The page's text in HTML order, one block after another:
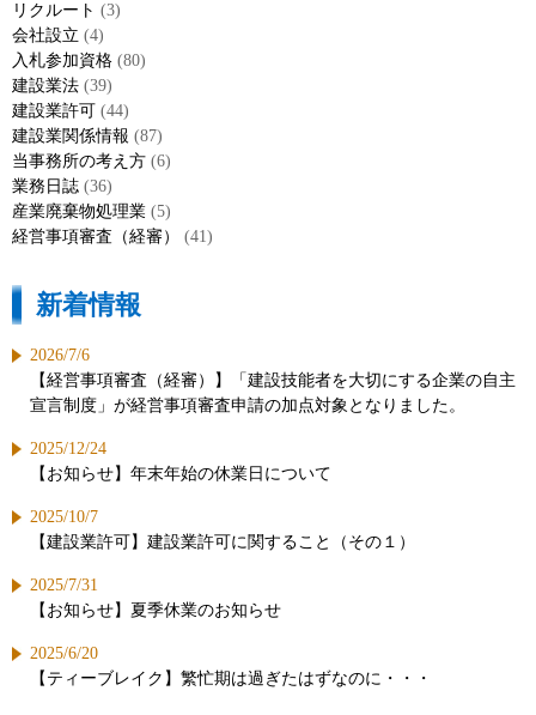
リクルート (3)
会社設立 (4)
入札参加資格 (80)
建設業法 (39)
建設業許可 (44)
建設業関係情報 (87)
当事務所の考え方 (6)
業務日誌 (36)
産業廃棄物処理業 (5)
経営事項審査（経審）
(41)
新着情報
2026/7/6
【経営事項審査（経審）】「建設技能者を大切にする企業の自主
宣言制度」が経営事項審査申請の加点対象となりました。
2025/12/24
【お知らせ】年末年始の休業日について
2025/10/7
【建設業許可】建設業許可に関すること（その１）
2025/7/31
【お知らせ】夏季休業のお知らせ
2025/6/20
【ティーブレイク】繁忙期は過ぎたはずなのに・・・